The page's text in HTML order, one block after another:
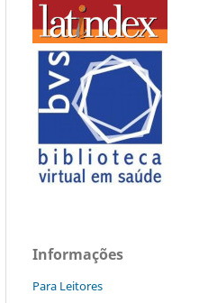
Informações
Para Leitores